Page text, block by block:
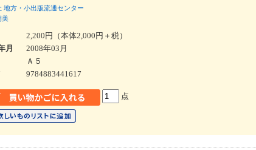
地方・小出版流通センター
美
2,200円（本体2,000円＋税）
月
2008年03月
Ａ５
9784883441617
点